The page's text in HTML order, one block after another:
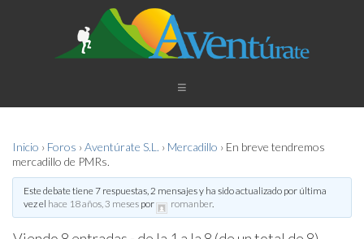
Inicio › Foros ›Aventúrate S.L. › Mercadillo › En breve tendremos
mercadillo de PMRs.
Este debate tiene 7 respuestas, 2 mensajes y ha sido actualizado por última
vez el hace 18 años, 3 mesespor romanber.